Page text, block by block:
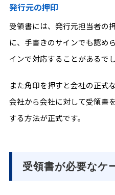
発行元の押印
受領書には、発行元担当者の
に、手書きのサインでも認め
インで対応することがあるでし
また角印を押すと会社の正式
会社から会社に対して受領書
する方法が正式です。
受領書が必要なケ